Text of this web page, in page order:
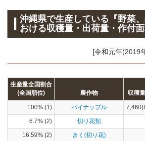
沖縄県で生産している『野菜
おける収穫量・出荷量・作付
[令和元年(2019
生産量全国割合
(全国順位)
農作物 収穫量
100% (1) パイナップル
6.7% (2)
切り花類
16.59% (2)
きく(切り花)